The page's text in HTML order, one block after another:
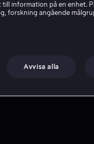
information på en enhet.
forskning angående
Avvisa alla